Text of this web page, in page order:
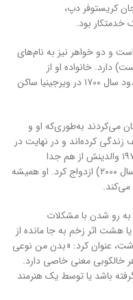
کریستوفر دپ،
بود.
و دو خواهر نیز به نام‌های
دارد. خانواده او از
مهاجران فرانسوی پروتستان بودند که در حدود سال ۱۷۰۰ در ویرجینیا ساکن
می‌کردند به‌طوری‌که او و
بیش از ۲۰ مکان مختلف زندگی کرده‌اند و در نهایت در
سال ۱۹۷۰ در فلوریدا ساکن شدند. در سال ۱۹۷۸ والدینش از هم جدا
مادرش سپس با رابرت پالمر (متوفی سال ۲۰۰۰) ازدواج کرد. او همیشه
می‌کند.
رو شدن با مشکلات
هشت اثر زخم به جا مانده از
دارد. در مصاحبه‌ای که سال ۱۹۹۳ داشت، عنوان کرد: «بدن من نوعی
خالکوبی معنی خاصی دارد.
باشد یا توسط یک هنرمند